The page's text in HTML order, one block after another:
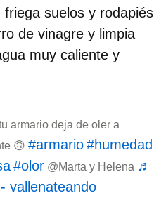
suelos y rodapiés
de vinagre y limpia
muy caliente y
armario deja de oler a
🙃 #armario#humedad
#olor @Marta y Helena ♬
vallenateando